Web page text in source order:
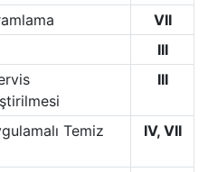
VII
III
III
Temiz
IV, VII